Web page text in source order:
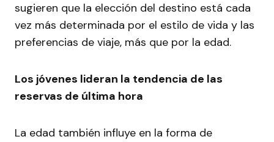
sugieren que la elección del destino está cada
vez más determinada por el estilo de vida y las
preferencias de viaje, más que por la edad.
Los jóvenes lideran la tendencia de las
reservas de última hora
La edad también influye en la forma de